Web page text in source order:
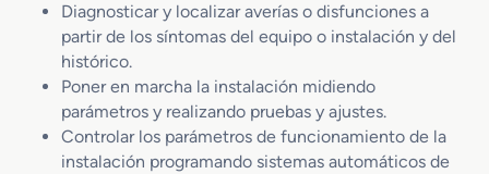
Diagnosticar y localizar averías o disfunciones a
partir de los síntomas del equipo o instalación y del
histórico.
Poner en marcha la instalación midiendo
parámetros y realizando pruebas y ajustes.
Controlar los parámetros de funcionamiento de la
instalación programando sistemas automáticos de